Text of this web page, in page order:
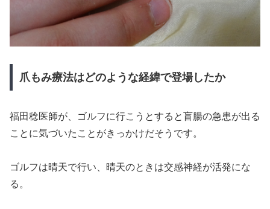
爪もみ療法はどのような経緯で登場したか
福田稔医師が、ゴルフに行こうとすると盲腸の急患が出る
ことに気づいたことがきっかけだそうです。
ゴルフは晴天で行い、晴天のときは交感神経が活発にな
る。